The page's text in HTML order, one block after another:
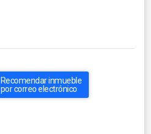
Recomendar inmueble
por correo electrónico